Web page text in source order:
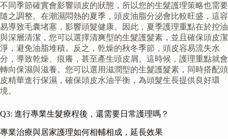
不同季節確實會影響頭皮的狀態，所以您的生髮護理策略也需要
隨之調整。在潮濕悶熱的夏季，頭皮油脂分泌會比較旺盛，這容
易導致毛囊堵塞，影響頭髮健康。因此，夏季護理重點在於控油
與深層清潔，您可以選擇清爽型的生髮護髮素，並且確保頭皮潔
淨，避免油脂堆積。反之，乾燥的秋冬季節，頭皮容易流失水
分，導致乾燥、痕癢，甚至產生頭皮屑。這時候，護理重點就會
轉向保濕與滋養。您可以選用滋潤型的生髮護髮素，同時搭配頭
皮精華進行保濕，確保頭皮水油平衡，為頭髮生長提供良好環
境。
Q3: 進行專業生髮療程後，還需要日常護理嗎？
專業治療與居家護理如何相輔相成，延長效果